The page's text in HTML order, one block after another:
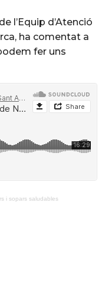
l’Equip d’Atenció
ha comentat a
fer uns
i sopars saludables